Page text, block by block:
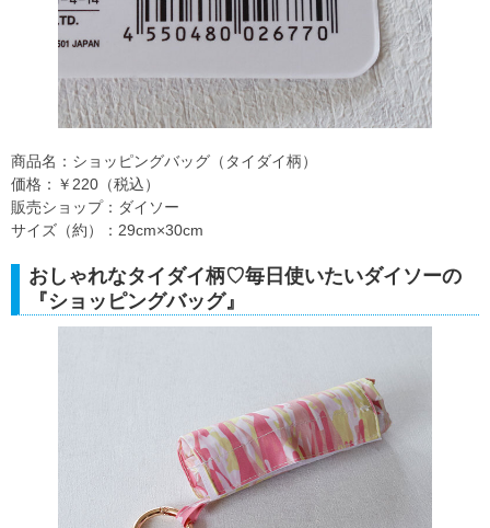
商品名：ショッピングバッグ（タイダイ柄）
価格：￥220（税込）
販売ショップ：ダイソー
サイズ（約）：29cm×30cm
おしゃれなタイダイ柄♡毎日使いたいダイソーの
『ショッピングバッグ』